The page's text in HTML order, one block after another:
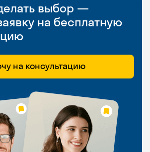
выбор —
на бесплатную
на консультацию